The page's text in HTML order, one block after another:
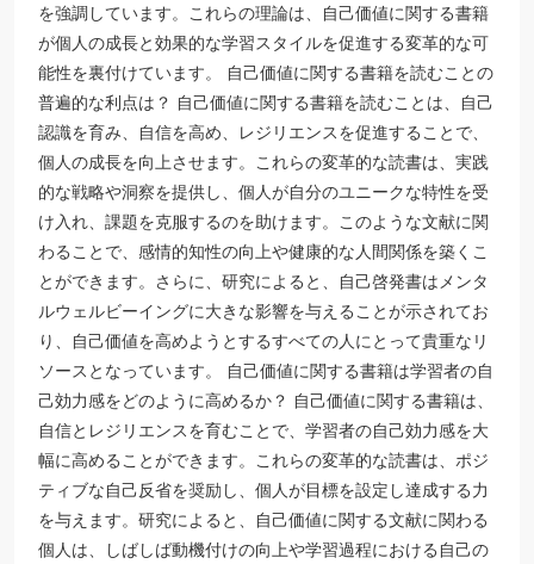
を強調しています。これらの理論は、自己価値に関する書籍
が個人の成長と効果的な学習スタイルを促進する変革的な可
能性を裏付けています。 自己価値に関する書籍を読むことの
普遍的な利点は？ 自己価値に関する書籍を読むことは、自己
認識を育み、自信を高め、レジリエンスを促進することで、
個人の成長を向上させます。これらの変革的な読書は、実践
的な戦略や洞察を提供し、個人が自分のユニークな特性を受
け入れ、課題を克服するのを助けます。このような文献に関
わることで、感情的知性の向上や健康的な人間関係を築くこ
とができます。さらに、研究によると、自己啓発書はメンタ
ルウェルビーイングに大きな影響を与えることが示されてお
り、自己価値を高めようとするすべての人にとって貴重なリ
ソースとなっています。 自己価値に関する書籍は学習者の自
己効力感をどのように高めるか？ 自己価値に関する書籍は、
自信とレジリエンスを育むことで、学習者の自己効力感を大
幅に高めることができます。これらの変革的な読書は、ポジ
ティブな自己反省を奨励し、個人が目標を設定し達成する力
を与えます。研究によると、自己価値に関する文献に関わる
個人は、しばしば動機付けの向上や学習過程における自己の